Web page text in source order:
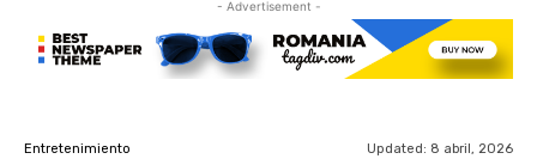
- Advertisement -